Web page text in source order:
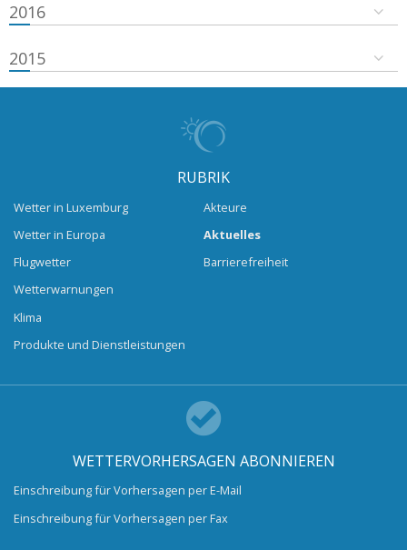
2016
2015
RUBRIK
Wetter in Luxemburg
Wetter in Europa
Flugwetter
Wetterwarnungen
Klima
Produkte und Dienstleistungen
Akteure
Aktuelles
Barrierefreiheit
WETTERVORHERSAGEN ABONNIEREN
Einschreibung für Vorhersagen per E-Mail
Einschreibung für Vorhersagen per Fax